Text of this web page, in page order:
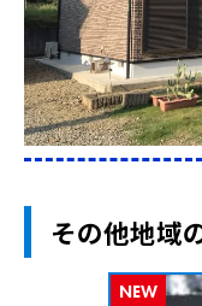
その他地域
NEW